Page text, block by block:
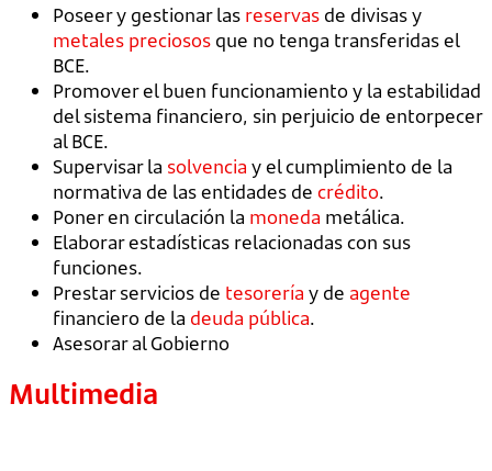
Poseer y gestionar las reservas de divisas y
metales preciosos que no tenga transferidas el
BCE.
Promover el buen funcionamiento y la estabilidad
del sistema financiero, sin perjuicio de entorpecer
al BCE.
Supervisar la solvencia y el cumplimiento de la
normativa de las entidades de crédito.
Poner en circulación la moneda metálica.
Elaborar estadísticas relacionadas con sus
funciones.
Prestar servicios de tesorería y de agente
financiero de la deuda pública.
Asesorar al Gobierno